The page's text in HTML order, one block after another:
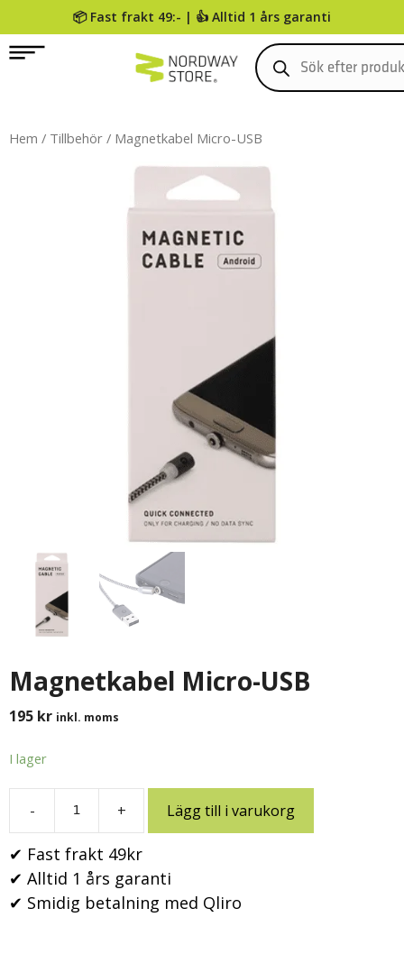
📦 Fast frakt 49:- | 👍 Alltid 1 års garanti
0
Hem / Tillbehör / Magnetkabel Micro-USB
Magnetkabel Micro-USB
195 kr inkl. moms
I lager
- + Lägg till i varukorg
✔ Fast frakt 49kr
✔ Alltid 1 års garanti
✔ Smidig betalning med Qliro